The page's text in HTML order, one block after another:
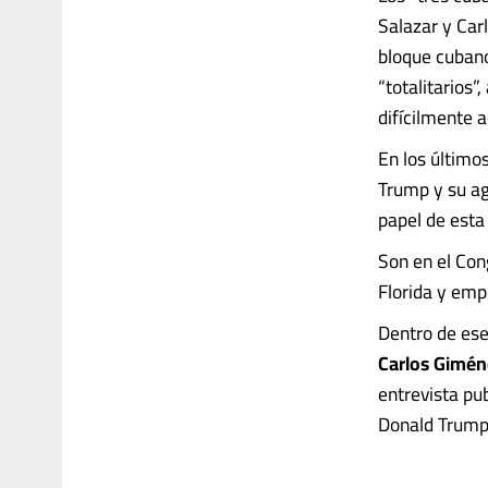
Salazar y
bloque
difícilmente
En los
Trump y su
papel de
Son en el
Florida y
Dentro de
Carlos
entrevista
Donald